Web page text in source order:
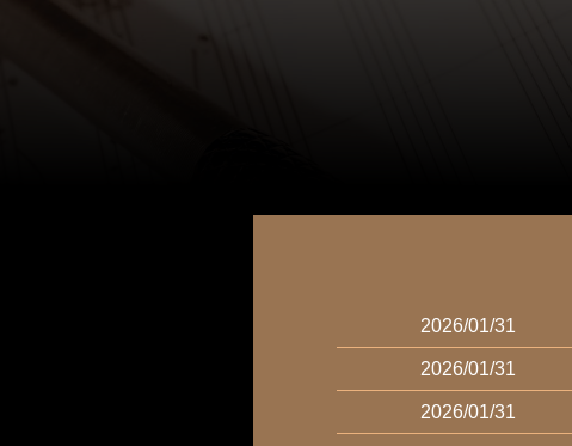
2026/01/31
2026/01/31
2026/01/31